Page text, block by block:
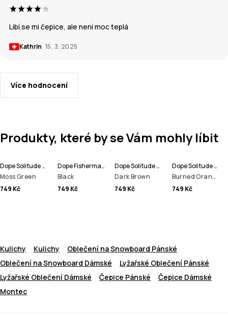
Líbí se mi čepice, ale není moc teplá
Kathrin 15. 3. 2025
Více hodnocení
Produkty, které by se Vám mohly líbit
Dope Solitude Beanie čepice
Moss Green
749 Kč
Dope Fisherman Beanie čepice
Black
749 Kč
Dope Solitude Beanie čepice
Dark Brown
749 Kč
Dope Solitude Beanie čepice
Burned Orange
749 Kč
Kulichy Kulichy
Oblečení na Snowboard Pánské
Oblečení na Snowboard Dámské
Lyžařské Oblečení Pánské
Lyžařské Oblečení Dámské
Čepice Pánské
Čepice Dámské
Montec